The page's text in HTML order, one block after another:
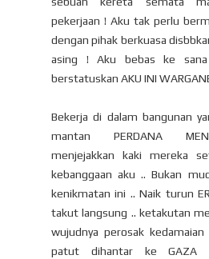
pekerjaan ! Aku tak perlu
dengan pihak berkuasa
asing ! Aku bebas ke
berstatuskan AKU INI
Bekerja di dalam bangunan
mantan PERDANA
menjejakkan kaki mereka
kebanggaan aku .. Bukan
kenikmatan ini .. Naik turun
takut langsung .. ketakutan
wujudnya perosak
patut dihantar ke